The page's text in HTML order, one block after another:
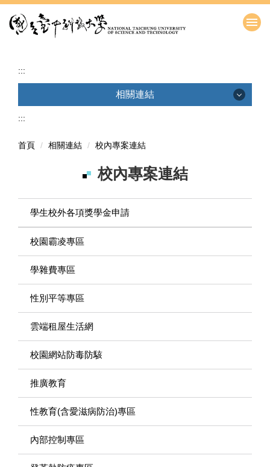
到
:::
相關連結
校內專案連結
教育部資訊連結
:::
首頁 相關連結 校內專案連結
校內專案連結
學生校外各項獎學金申請
校園霸凌專區
學雜費專區
性別平等專區
雲端租屋生活網
校園網站防毒防駭
推廣教育
性教育(含愛滋病防治)專區
內部控制專區